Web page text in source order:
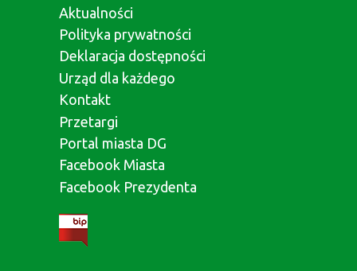
Aktualności
Polityka prywatności
Deklaracja dostępności
Urząd dla każdego
Kontakt
Przetargi
Portal miasta DG
Facebook Miasta
Facebook Prezydenta